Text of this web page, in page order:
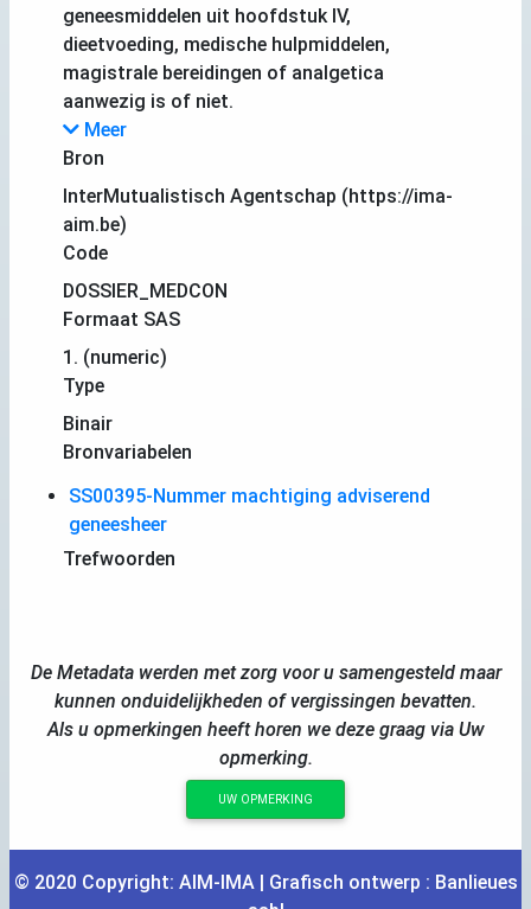
geneesmiddelen uit hoofdstuk IV,
dieetvoeding, medische hulpmiddelen,
magistrale bereidingen of analgetica
aanwezig is of niet.
Meer
Bron
InterMutualistisch Agentschap (https://ima-
aim.be)
Code
DOSSIER_MEDCON
Formaat SAS
1. (numeric)
Type
Binair
Bronvariabelen
SS00395-Nummer machtiging adviserend
geneesheer
Trefwoorden
De Metadata werden met zorg voor u samengesteld maar
kunnen onduidelijkheden of vergissingen bevatten.
Als u opmerkingen heeft horen we deze graag via Uw
opmerking.
UW OPMERKING
© 2020 Copyright: AIM-IMA| Grafisch ontwerp : Banlieues